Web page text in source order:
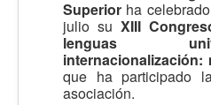
Superior ha
julio su XIII
lenguas
que ha participado
asociación.